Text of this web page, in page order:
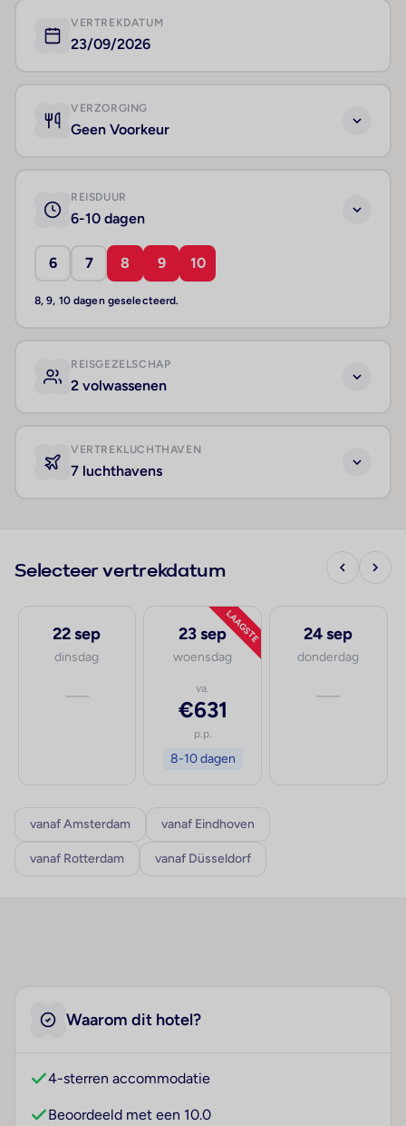
VERTREKDATUM
23/09/2026
VERZORGING
Geen Voorkeur
REISDUUR
6-10 dagen
6 7 8 9 10
8, 9, 10 dagen geselecteerd.
REISGEZELSCHAP
2 volwassenen
VERTREKLUCHTHAVEN
7 luchthavens
Selecteer vertrekdatum
22 sep
dinsdag
—
LAAGSTE
23 sep
woensdag
va.
€631
p.p.
8-10 dagen
24 sep
donderdag
—
vanaf Amsterdam vanaf Eindhoven
vanaf Rotterdam vanaf Düsseldorf
Waarom dit hotel?
4-sterren accommodatie
Beoordeeld met een 10.0